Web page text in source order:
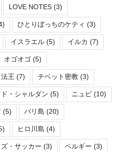
LOVE NOTES (3)
ひとりぼっちのケティ (3)
イスラエル (5) イルカ (7)
オゴオゴ (5)
王 (7) チベット密教 (3)
・シャルダン (5) ニュピ (10)
(5) バリ島 (20)
ヒロ川島 (4)
・サッカー (3) ベルギー (3)